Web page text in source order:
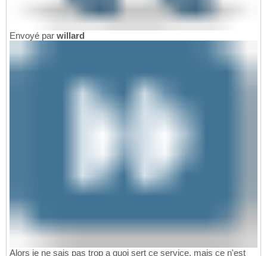
Envoyé par willard
Alors je ne sais pas trop a quoi sert ce service, mais ce n'est